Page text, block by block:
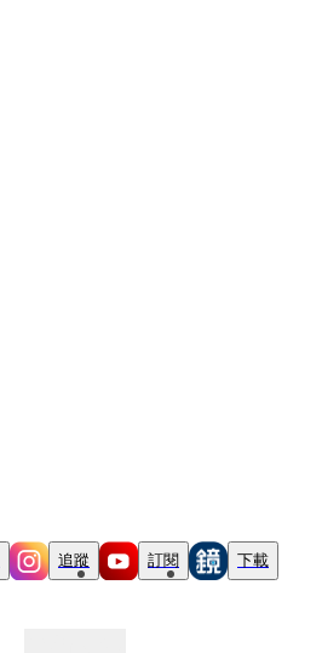
追蹤 訂閱 下載